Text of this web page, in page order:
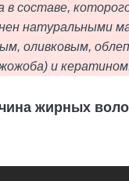
в составе,
натуральными
оливковым,
и
жирных